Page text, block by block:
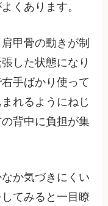
くあります。
甲骨の動きが制
した状態になり
手ばかり使って
れるようにねじ
背中に負担が集
か気づきにくい
てみると一目瞭